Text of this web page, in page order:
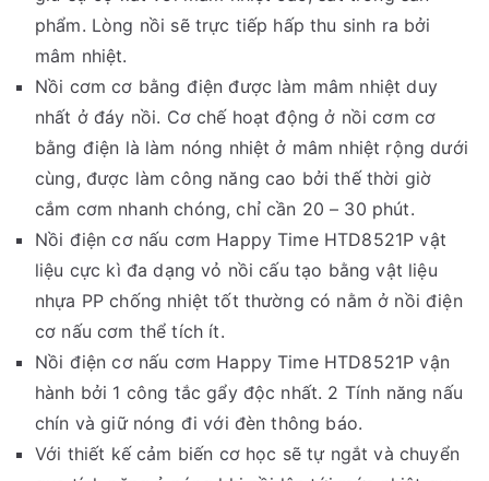
phẩm. Lòng nồi sẽ trực tiếp hấp thu sinh ra bởi
mâm nhiệt.
Nồi cơm cơ bằng điện được làm mâm nhiệt duy
nhất ở đáy nồi. Cơ chế hoạt động ở nồi cơm cơ
bằng điện là làm nóng nhiệt ở mâm nhiệt rộng dưới
cùng, được làm công năng cao bởi thế thời giờ
cắm cơm nhanh chóng, chỉ cần 20 – 30 phút.
Nồi điện cơ nấu cơm Happy Time HTD8521P vật
liệu cực kì đa dạng vỏ nồi cấu tạo bằng vật liệu
nhựa PP chống nhiệt tốt thường có nằm ở nồi điện
cơ nấu cơm thể tích ít.
Nồi điện cơ nấu cơm Happy Time HTD8521P vận
hành bởi 1 công tắc gẩy độc nhất. 2 Tính năng nấu
chín và giữ nóng đi với đèn thông báo.
Với thiết kế cảm biến cơ học sẽ tự ngắt và chuyển